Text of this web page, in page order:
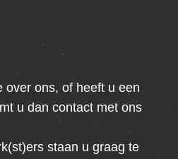
over ons, of heeft u een
u dan contact met ons
staan u graag te